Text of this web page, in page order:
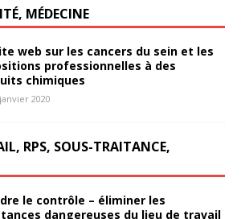
MÉDECINE
web sur les cancers du sein et les
professionnelles à des
chimiques
2020
RPS, SOUS-TRAITANCE,
le contrôle – éliminer les
dangereuses du lieu de travail